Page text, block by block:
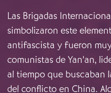
Las Brigadas
simbolizaron este
antifascista y fueron
comunistas de Yan’an,
al tiempo que buscaban
del conflicto en China.